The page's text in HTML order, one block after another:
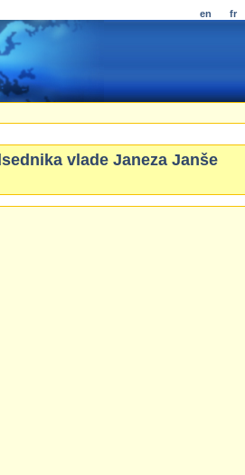
en fr
vlade Janeza Janše